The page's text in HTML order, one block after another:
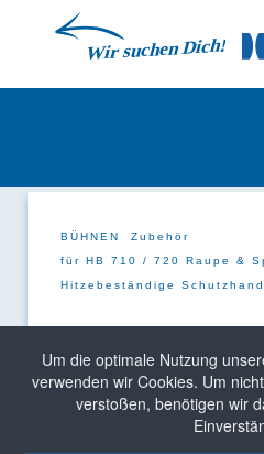
BÜHNEN
Zubehör
für HB 710 / 720 Raupe &
Hitzebeständige
Schutzhandschuhe
Um die optimale Nutzung
verwenden wir Cookies. Um
verstoßen, benötigen wir